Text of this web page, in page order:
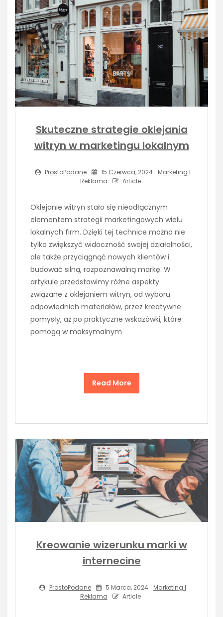
Skuteczne strategie oklejania
witryn w marketingu lokalnym
ProstoPodane 15 Czerwca, 2024
Marketing I
Reklama
Article
Oklejanie witryn stało się nieodłącznym
elementem strategii marketingowych wielu
lokalnych firm. Dzięki tej technice można nie
tylko zwiększyć widoczność swojej działalności,
ale także przyciągnąć nowych klientów i
budować silną, rozpoznawalną markę. W
artykule przedstawimy różne aspekty
związane z oklejaniem witryn, od wyboru
odpowiednich materiałów, przez kreatywne
pomysły, aż po praktyczne wskazówki, które
pomogą w maksymalnym
Read More
Kreowanie wizerunku marki w
internecine
ProstoPodane 5 Marca, 2024
Marketing I
Reklama
Article